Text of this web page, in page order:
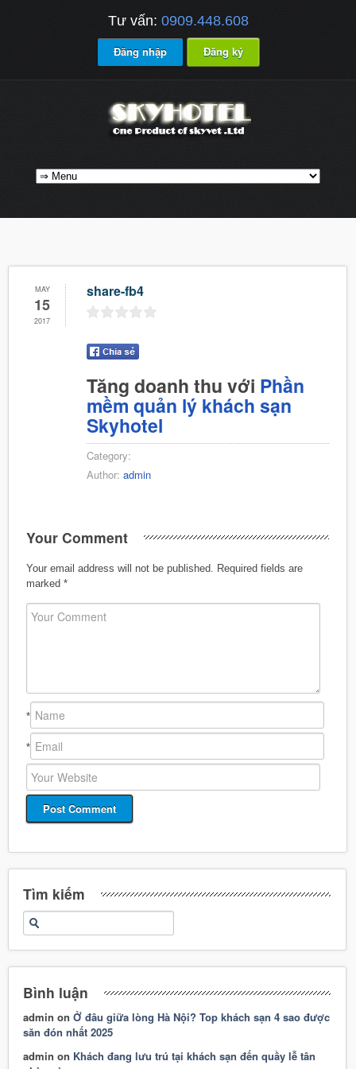
Tư vấn: 0909.448.608
Đăng nhập Đăng ký
MAY
15
2017
share-fb4
Tăng doanh thu với Phần
mềm quản lý khách sạn
Skyhotel
Category:
Author: admin
Your Comment
Your email address will not be published.
Required fields are
marked *
*
*
Tìm kiếm
Bình luận
admin onỞ đâu giữa lòng Hà Nội? Top khách sạn 4 sao được
săn đón nhất 2025
admin on Khách đang lưu trú tại khách sạn đến quầy lễ tân